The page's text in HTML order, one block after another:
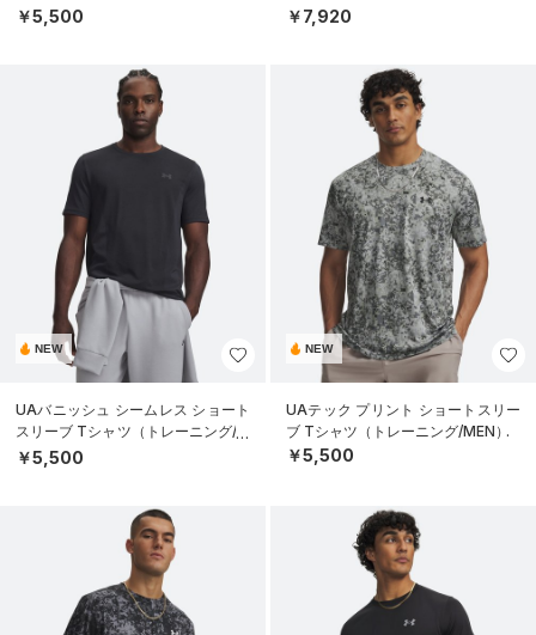
（トレーニング/MEN）
￥5,500
ング/MEN）
￥7,920
NEW
UAバニッシュ シームレス ショート
スリーブ Tシャツ（トレーニング/M
EN）
￥5,500
NEW
UAテック プリント ショートスリー
ブ Tシャツ（トレーニング/MEN）
￥5,500